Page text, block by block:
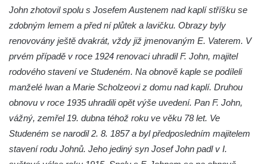
Křížová cesta Římov – XVI. kaple – U
Herodesa
Křížová cesta Římov – XV. kaple – Malý
Pilát
Křížová cesta Římov – XIV. kaple – U
Kaifáše (U Děvečky)
Křížová cesta Římov – XIII. kaple – U
Křížová cesta Římov – XII. kaple – Vodní
brána
John zhotovil spolu s Josefem Austenem nad kaplí stříšku se
zdobným lemem a před ní plůtek a lavičku. Obrazy byly
renovovány ještě dvakrát, vždy již jmenovaným E. Vaterem. V
prvém případě v roce 1924 renovaci uhradil F. John, majitel
rodového stavení ve Studeném. Na obnově kaple se podíleli
manželé Iwan a Marie Scholzeovi z domu nad kaplí. Druhou
obnovu v roce 1935 uhradili opět výše uvedení. Pan F. John,
vážný, zemřel 19. dubna téhož roku ve věku 78 let. Ve
Studeném se narodil 2. 8. 1857 a byl předposledním majitelem
stavení rodu Johnů. Jeho jediný syn Josef John padl v I.